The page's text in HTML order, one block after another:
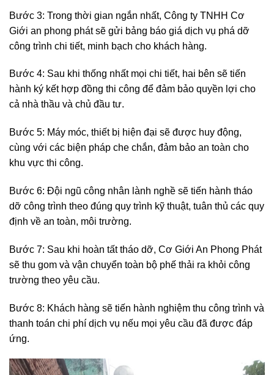
Bước 3: Trong thời gian ngắn nhất, Công ty TNHH Cơ
Giới an phong phát sẽ gửi bảng báo giá dịch vụ phá dỡ
công trình chi tiết, minh bạch cho khách hàng.
Bước 4: Sau khi thống nhất mọi chi tiết, hai bên sẽ tiến
hành ký kết hợp đồng thi công để đảm bảo quyền lợi cho
cả nhà thầu và chủ đầu tư.
Bước 5: Máy móc, thiết bị hiện đại sẽ được huy động,
cùng với các biện pháp che chắn, đảm bảo an toàn cho
khu vực thi công.
Bước 6: Đội ngũ công nhân lành nghề sẽ tiến hành tháo
dỡ công trình theo đúng quy trình kỹ thuật, tuân thủ các quy
định về an toàn, môi trường.
Bước 7: Sau khi hoàn tất tháo dỡ, Cơ Giới An Phong Phát
sẽ thu gom và vận chuyển toàn bộ phế thải ra khỏi công
trường theo yêu cầu.
Bước 8: Khách hàng sẽ tiến hành nghiệm thu công trình và
thanh toán chi phí dịch vụ nếu mọi yêu cầu đã được đáp
ứng.